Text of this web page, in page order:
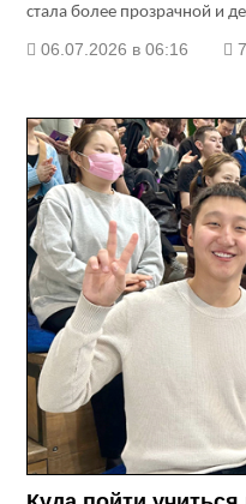
стала более прозрачной и
06.07.2026 в 06:16